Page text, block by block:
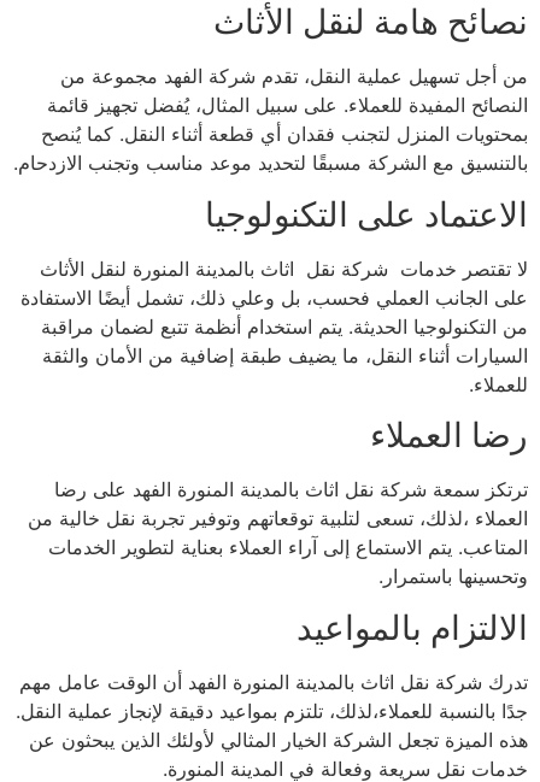
نصائح هامة لنقل الأثاث
من أجل تسهيل عملية النقل، تقدم شركة الفهد مجموعة من
النصائح المفيدة للعملاء. على سبيل المثال، يُفضل تجهيز قائمة
بمحتويات المنزل لتجنب فقدان أي قطعة أثناء النقل. كما يُنصح
بالتنسيق مع الشركة مسبقًا لتحديد موعد مناسب وتجنب الازدحام.
الاعتماد على التكنولوجيا
لا تقتصر خدمات شركة نقل اثاث بالمدينة المنورة لنقل الأثاث
على الجانب العملي فحسب، بل وعلي ذلك، تشمل أيضًا الاستفادة
من التكنولوجيا الحديثة. يتم استخدام أنظمة تتبع لضمان مراقبة
السيارات أثناء النقل، ما يضيف طبقة إضافية من الأمان والثقة
للعملاء.
رضا العملاء
ترتكز سمعة شركة نقل اثاث بالمدينة المنورة الفهد على رضا
العملاء ،لذلك، تسعى لتلبية توقعاتهم وتوفير تجربة نقل خالية من
المتاعب. يتم الاستماع إلى آراء العملاء بعناية لتطوير الخدمات
وتحسينها باستمرار.
الالتزام بالمواعيد
تدرك شركة نقل اثاث بالمدينة المنورة الفهد أن الوقت عامل مهم
جدًا بالنسبة للعملاء،لذلك، تلتزم بمواعيد دقيقة لإنجاز عملية النقل.
هذه الميزة تجعل الشركة الخيار المثالي لأولئك الذين يبحثون عن
خدمات نقل سريعة وفعالة في المدينة المنورة.